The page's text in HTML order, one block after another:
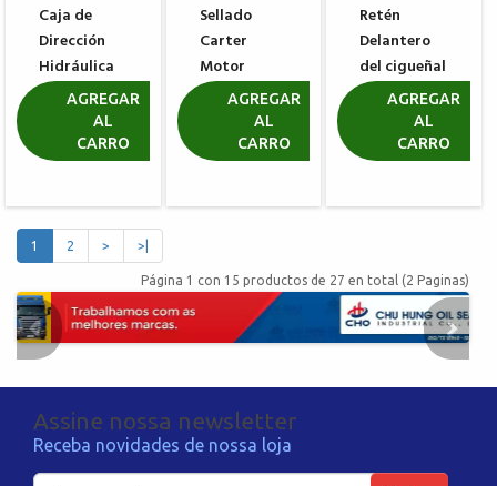
Caja de
Dirección
Hidráulica
PEUGEOT
R$ 5,61
AGREGAR
AL
CARRO
Sellado
Carter
Motor
PEUGEOT
R$ 8,33
AGREGAR
AL
CARRO
Retén
Delantero
del cigueñal
HONDA
R$ 43,46
AGREGAR
AL
CARRO
1 2 > >|
Página 1 con 15 productos de 27 en total (2 Paginas)
Assine nossa newsletter
Receba novidades de nossa loja